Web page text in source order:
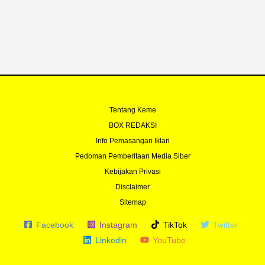
Tentang Keme
BOX REDAKSI
Info Pemasangan Iklan
Pedoman Pemberitaan Media Siber
Kebijakan Privasi
Disclaimer
Sitemap
Facebook Instagram TikTok
Twitter
Linkedin
YouTube